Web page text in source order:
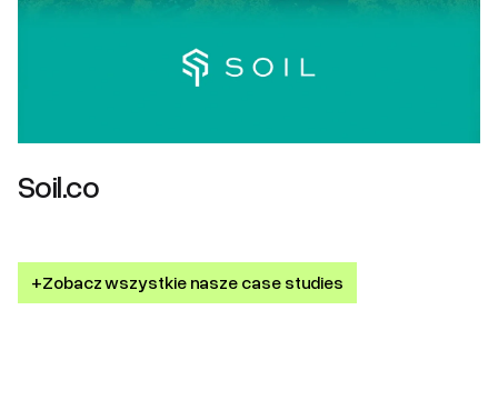
Soil.co
+Zobacz wszystkie nasze case studies